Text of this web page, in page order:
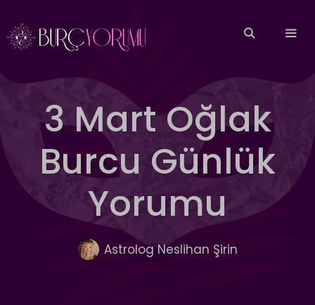
atla
3 Mart Oğlak
Burcu Günlük
Yorumu
Astrolog Neslihan Şirin